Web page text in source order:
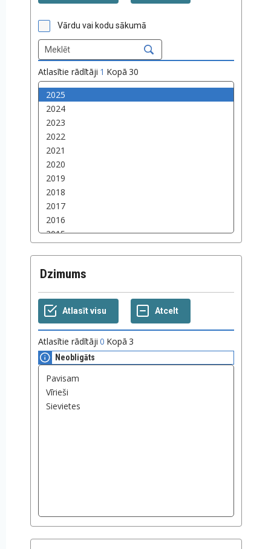
Vārdu vai kodu sākumā
Atlasītie rādītāji 1 Kopā 30
Dzimums
Atlasītie rādītāji 0 Kopā 3
Neobligāts